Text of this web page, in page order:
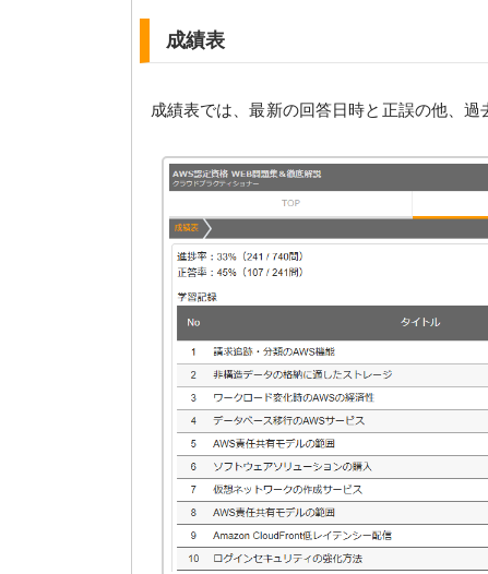
成績表
成績表では、最新の回答日時と正誤の他、